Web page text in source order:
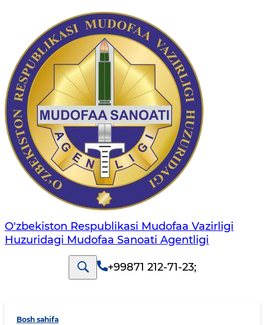
O'zbekiston Respublikasi Mudofaa Vazirligi
Huzuridagi Mudofaa Sanoati Agentligi
+99871 212-71-23;
Bosh sahifa